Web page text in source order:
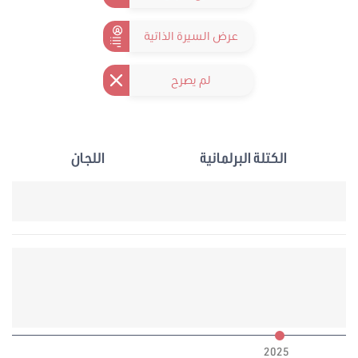
عرض السيرة الذاتية
لم يصرح
الكتلة البرلمانية اللجان
2025